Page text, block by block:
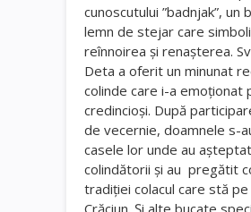
cunoscutului ”badnjak”, un
lemn de stejar care
reînnoirea și renașterea.
Deta a oferit un minunat
colinde care i-a emoționat
credincioși. După
de vecernie, doamnele s-
casele lor unde au așteptat
colindătorii și au pregătit
tradiției colacul care stă
Crăciun. Și alte bucate